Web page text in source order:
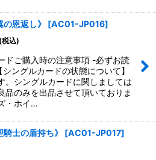
恩返し》 [AC01-JP016]
(税込)
ドご購入時の注意事項 -必ずお読
ングルカードの状態について】
。シングルカードに関しましては
品のみを出品させて頂いておりま
・ホイ…
騎士の盾持ち》 [AC01-JP017]